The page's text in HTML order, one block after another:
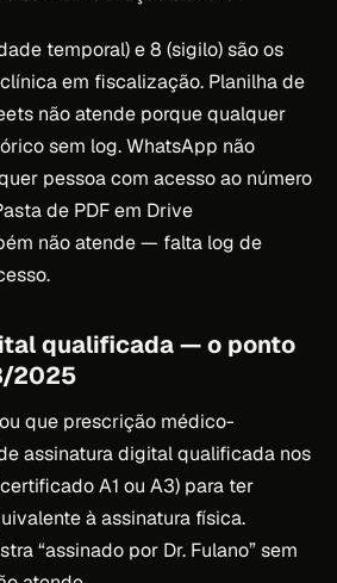
temporal) e 8 (sigilo) são os
em fiscalização. Planilha de
não atende porque qualquer
sem log. WhatsApp não
pessoa com acesso ao número
de PDF em Drive
não atende — falta log de
qualificada — o ponto
2025
que prescrição médico-
assinatura digital qualificada nos
A1 ou A3) para ter
à assinatura física.
“assinado por Dr. Fulano” sem